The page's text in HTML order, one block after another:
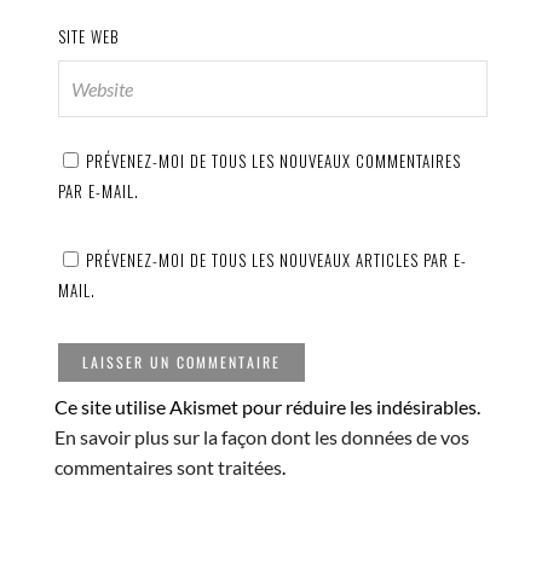
SITE WEB
PRÉVENEZ-MOI DE TOUS LES NOUVEAUX COMMENTAIRES
PAR E-MAIL.
PRÉVENEZ-MOI DE TOUS LES NOUVEAUX ARTICLES PAR E-
MAIL.
Ce site utilise Akismet pour réduire les indésirables.
En savoir plus sur la façon dont les données de vos
commentaires sont traitées